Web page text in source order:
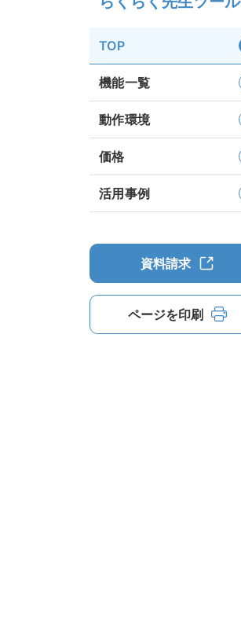
TOP
機能一覧
動作環境
価格
活用事例
資料請求
ページを印刷